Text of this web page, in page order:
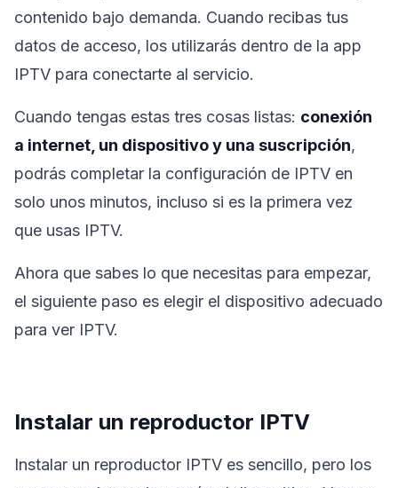
contenido bajo demanda. Cuando recibas tus
datos de acceso, los utilizarás dentro de la app
IPTV para conectarte al servicio.
Cuando tengas estas tres cosas listas: conexión
a internet, un dispositivo y una suscripción,
podrás completar la configuración de IPTV en
solo unos minutos, incluso si es la primera vez
que usas IPTV.
Ahora que sabes lo que necesitas para empezar,
el siguiente paso es elegir el dispositivo adecuado
para ver IPTV.
Instalar un reproductor IPTV
Instalar un reproductor IPTV es sencillo, pero los